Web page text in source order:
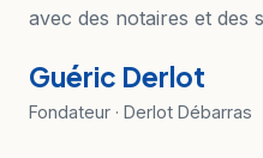
avec des notaires et des
Guéric Derlot
Fondateur · Derlot Débarras